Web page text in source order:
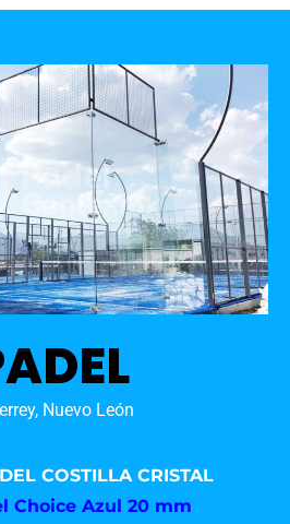
Nuevo León
COSTILLA CRISTAL
Choice Azul 20 mm